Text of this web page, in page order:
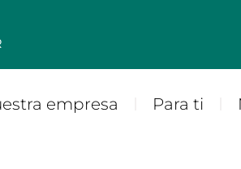
empresa Para ti